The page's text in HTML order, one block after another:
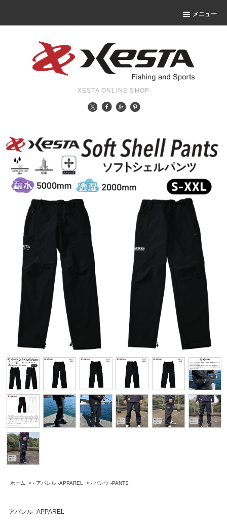
メニュー
XESTA ONLINE SHOP
ホーム > - アパレル -APPAREL > - パンツ -PANTS
- アパレル -APPAREL